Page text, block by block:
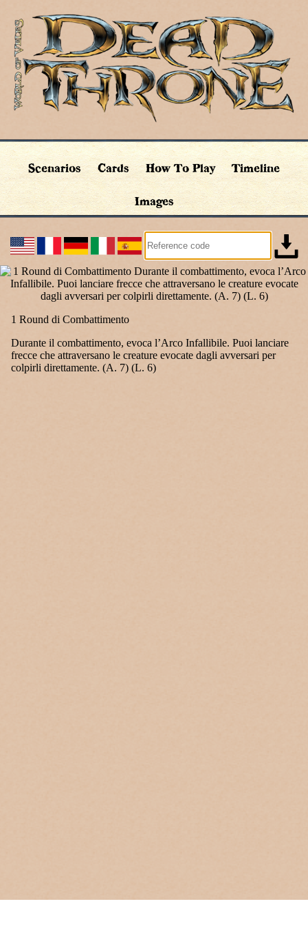
Scenarios Cards How To Play Timeline
Images
1 Round di Combattimento
Durante il combattimento, evoca l’Arco Infallibile. Puoi lanciare
frecce che attraversano le creature evocate dagli avversari per
colpirli direttamente. (A. 7) (L. 6)